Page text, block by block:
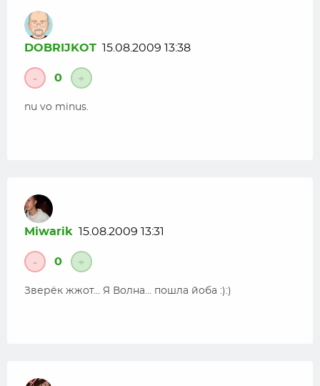
DOBRIJKOT 15.08.2009 13:38
- 0 +
nu vo minus.
Miwarik 15.08.2009 13:31
- 0 +
Зверёк жжот… Я Волна… пошла йоба :):)